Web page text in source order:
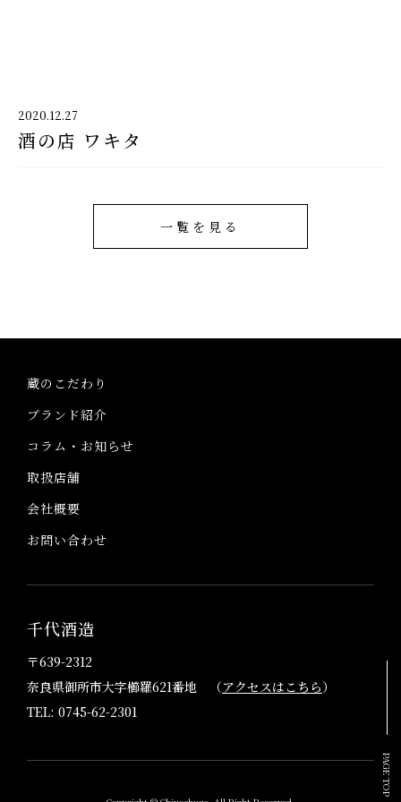
千代酒造トップ
ブランド紹介
お問い合わせ
2020.12.27
酒の店 ワキタ
一覧を見る
蔵のこだわり
ブランド紹介
コラム・お知らせ
取扱店舗
会社概要
お問い合わせ
千代酒造
〒639-2312
奈良県御所市大字櫛羅621番地 （アクセスはこちら）
TEL: 0745-62-2301
PAGE TOP